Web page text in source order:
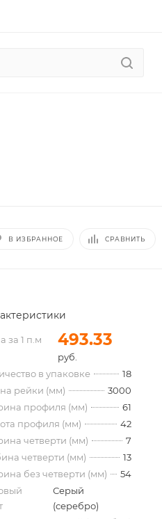
В ИЗБРАННОЕ СРАВНИТЬ
за 1 п.м
493.33
руб.
в упаковке
18
рейки (мм)
3000
профиля (мм)
61
профиля (мм)
42
четверти (мм)
7
четверти (мм)
13
без четверти (мм)
54
Серый
(серебро)